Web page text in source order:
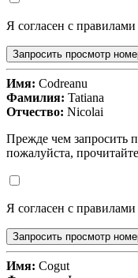
Я согласен с
Запросить просмотр
Имя: Codreanu
Фамилия: Tatiana
Отчество: Nicolai
Прежде чем запросить
пожалуйста, прочитайте
Я согласен с
Запросить просмотр
Имя: Cogut